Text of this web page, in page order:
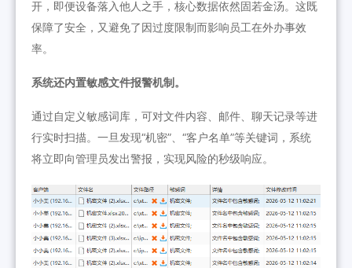
开，即便设备落入他人之手，核心数据依然固若金汤。这既
保障了安全，又避免了因过度限制而影响员工在外办事效
率。
系统还内置敏感文件报警机制。
通过自定义敏感词库，可对文件内容、邮件、聊天记录等进
行实时扫描。一旦发现“机密”、“客户名单”等关键词，系统
将立即向管理员发出警报，实现风险的秒级响应。